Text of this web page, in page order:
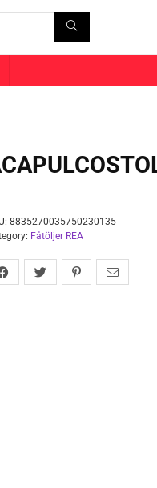
8835270035750230135
Fåtöljer REA